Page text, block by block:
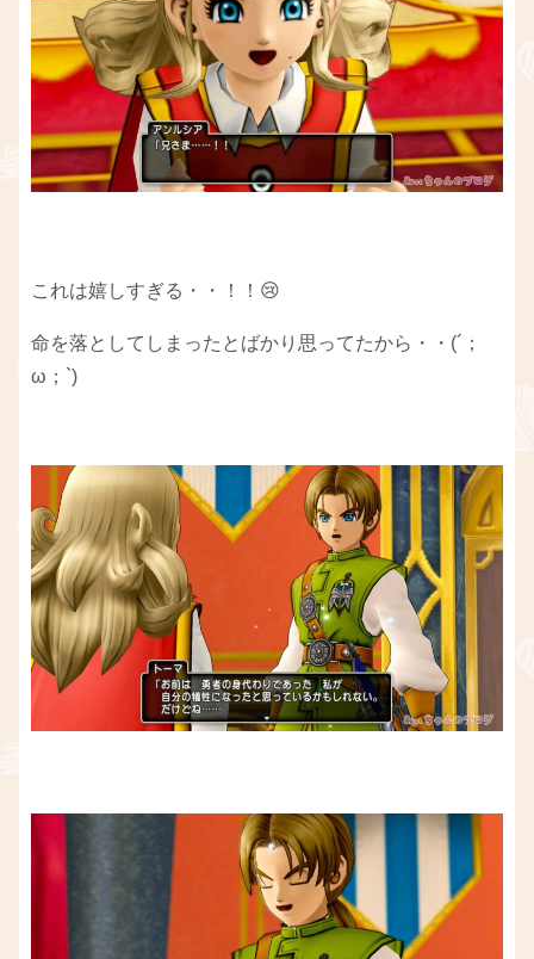
これは嬉しすぎる・・！！😢
命を落としてしまったとばかり思ってたから・・(´；
ω；`)